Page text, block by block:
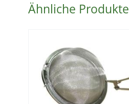
Ähnliche Produkte